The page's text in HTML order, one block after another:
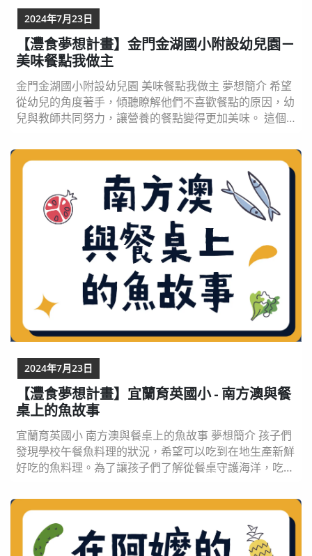
【灃食夢想計畫】金門金湖國小附設幼兒園－
美味餐點我做主
金門金湖國小附設幼兒園 美味餐點我做主 夢想簡介 希望
從幼兒的角度著手，傾聽瞭解他們不喜歡餐點的原因，幼
兒與教師共同努力，讓營養的餐點變得更加美味。 這個
「Food, Originality, Overcome, Develop, and Share」
（飲食力、獨創力、克服力、成長力和分享力），目標改
變用餐的氛圍並結合在地文化與節氣，讓幼兒學會多元
2024年7月23日
【灃食夢想計畫】宜蘭育英國小 - 南方澳與餐
桌上的魚故事
宜蘭育英國小 南方澳與餐桌上的魚故事 夢想簡介 孩子們
發現學校午餐魚料理的狀況，希望可以吃到在地生產新鮮
好吃的魚料理。為了讓孩子們了解從餐桌守護海洋，吃對
合，指導孩子們選擇魚料理圖書閱讀討論要做那些魚料
理，在買魚和吃魚前瞭解南方澳的魚故事，再到南方澳買
魚一起動手做魚料理，最後教孩子吃魚步驟，學習挑魚刺
到吃全魚。讓學生了解友善的漁法才不會破壞海洋生...
2024年7月23日